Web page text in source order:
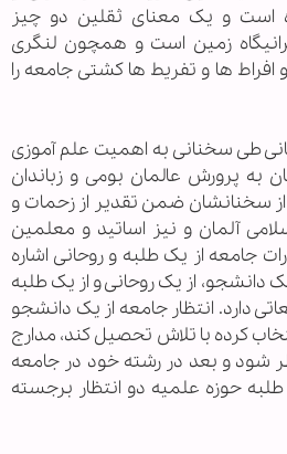
است و یک معنای ثقلین دو چیز
زمین است و همچون لنگری
ها و تفریط ها کشتی جامعه را
طی سخنانی به اهمیت علم آموزی
به پرورش عالمان بومی و زبان­دان
سخنانشان ضمن تقدیر از زحمات و
آلمان و نیز اساتید و معلمین
جامعه از یک طلبه و روحانی اشاره
دانشجو، از یک روحانی و از یک طلبه
دارد. انتظار جامعه از یک دانشجو
کرده با تلاش تحصیل کند، مدارج
شود و بعد در رشته خود در جامعه
حوزه علمیه دو انتظار برجسته